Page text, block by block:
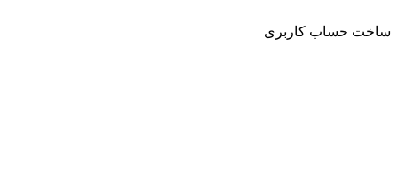
ساخت حساب کاربری